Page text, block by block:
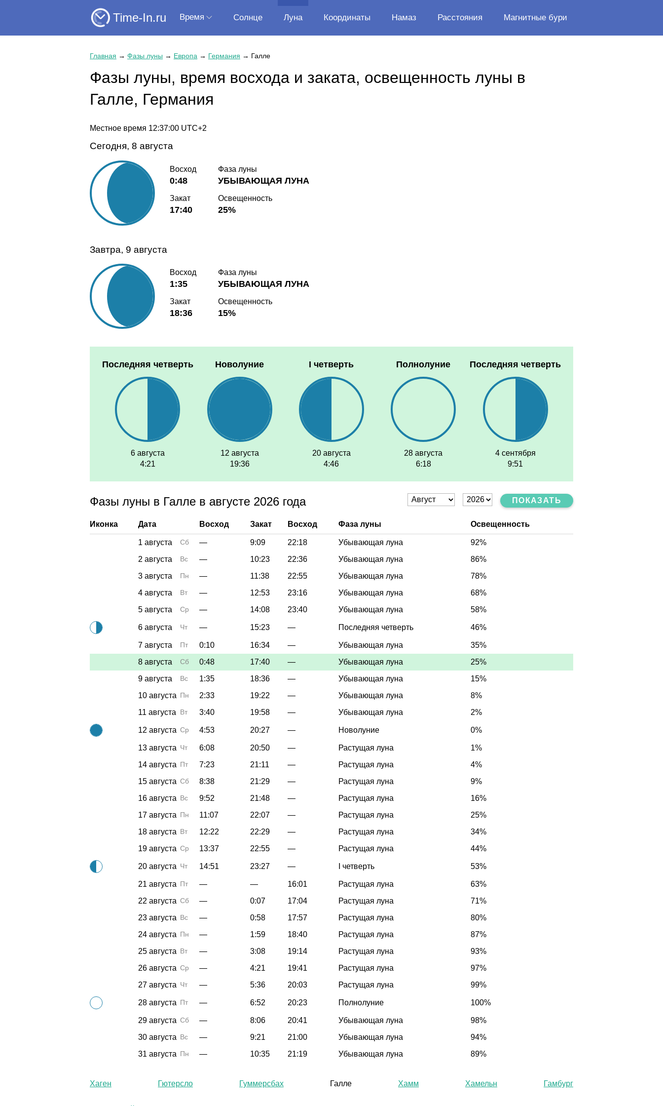
Time-In.ru Время Солнце Луна Координаты Намаз Расстояния Магнитные бури
Главная → Фазы луны → Европа → Германия → Галле
Фазы луны, время восхода и заката, освещенность луны в
Галле, Германия
Местное время 12:37:01 UTC+2
Сегодня, 8 августа
Восход
0:48
Закат
17:40
Фаза луны
УБЫВАЮЩАЯ ЛУНА
Освещенность
25%
Завтра, 9 августа
Восход
1:35
Закат
18:36
Фаза луны
УБЫВАЮЩАЯ ЛУНА
Освещенность
15%
Последняя четверть
6 августа
4:21
Новолуние
12 августа
19:36
I четверть
20 августа
4:46
Полнолуние
28 августа
6:18
Последняя четверть
4 сентября
9:51
Фазы луны в Галле в августе 2026 года ПОКАЗАТЬ
Иконка Дата Восход Закат Восход Фаза луны Освещенность
1 августа Сб — 9:09 22:18 Убывающая луна
92%
2 августа
Вс — 10:23 22:36 Убывающая луна
86%
3 августа
Пн — 11:38 22:55 Убывающая луна
78%
4 августа
Вт — 12:53 23:16 Убывающая луна
68%
5 августа
Ср — 14:08 23:40 Убывающая луна 58%
6 августа Чт — 15:23 — Последняя четверть 46%
7 августа Пт 0:10 16:34 — Убывающая луна
35%
8 августа
Сб 0:48 17:40 — Убывающая луна
25%
9 августа
Вс 1:35 18:36 — Убывающая луна
15%
10 августа Пн 2:33 19:22 — Убывающая луна
8%
11 августа
Вт 3:40 19:58 — Убывающая луна 2%
12 августа Ср 4:53 20:27 — Новолуние 0%
13 августа Чт 6:08 20:50 — Растущая луна
1%
14 августа Пт 7:23 21:11 — Растущая луна
4%
15 августа Сб 8:38 21:29 — Растущая луна
9%
16 августа Вс 9:52 21:48 — Растущая луна
16%
17 августа Пн 11:07 22:07 — Растущая луна
25%
18 августа Вт 12:22 22:29 — Растущая луна
34%
19 августа Ср 13:37 22:55 — Растущая луна 44%
20 августа Чт 14:51 23:27 — I четверть 53%
21 августа Пт — — 16:01 Растущая луна
63%
22 августа Сб — 0:07 17:04 Растущая луна
71%
23 августа Вс — 0:58 17:57 Растущая луна
80%
24 августа Пн — 1:59 18:40 Растущая луна
87%
25 августа Вт — 3:08 19:14 Растущая луна
93%
26 августа Ср — 4:21 19:41 Растущая луна
97%
27 августа Чт — 5:36 20:03 Растущая луна 99%
28 августа Пт — 6:52 20:23 Полнолуние 100%
29 августа Сб — 8:06 20:41 Убывающая луна
98%
30 августа Вс — 9:21 21:00 Убывающая луна
94%
31 августа Пн — 10:35 21:19 Убывающая луна 89%
Хаген Гютерсло Гуммерсбах Галле Хамм Хамельн Гамбург